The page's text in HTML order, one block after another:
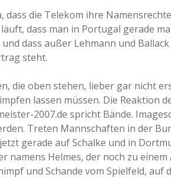
die Telekom ihre
dass man in Portugal gerade
dass außer Lehmann und
steht.
die oben stehen, lieber gar nicht
lassen müssen. Die Reaktion
2007.de spricht Bände.
Treten Mannschaften in der
gerade auf Schalke und in
Helmes, der noch zu
und Schande vom Spielfeld, auf